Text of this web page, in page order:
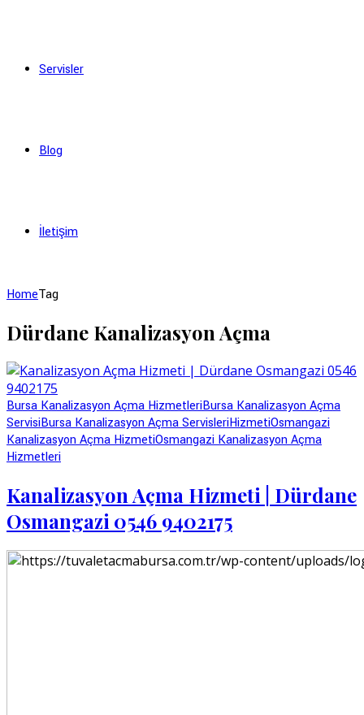
Servisler
Blog
İletişim
HomeTag
Dürdane Kanalizasyon Açma
Bursa Kanalizasyon Açma HizmetleriBursa Kanalizasyon Açma
ServisiBursa Kanalizasyon Açma ServisleriHizmetiOsmangazi
Kanalizasyon Açma HizmetiOsmangazi Kanalizasyon Açma
Hizmetleri
Kanalizasyon Açma Hizmeti | Dürdane
Osmangazi 0546 9402175